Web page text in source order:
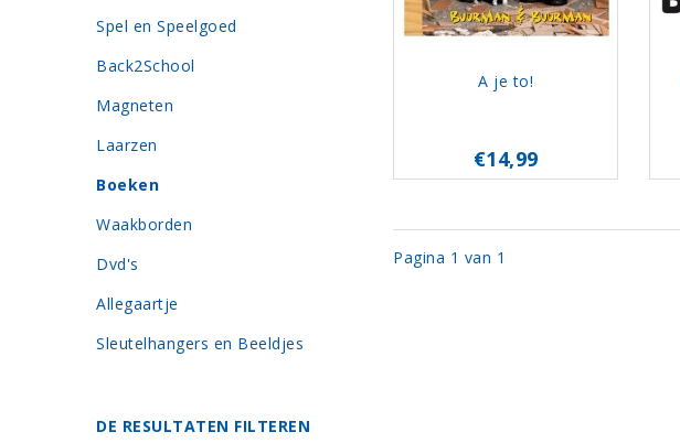
A je to!
€14,99
Pagina 1 van 1
Spel en Speelgoed
Back2School
Magneten
Laarzen
Boeken
Waakborden
Dvd's
Allegaartje
Sleutelhangers en Beeldjes
DE RESULTATEN FILTEREN